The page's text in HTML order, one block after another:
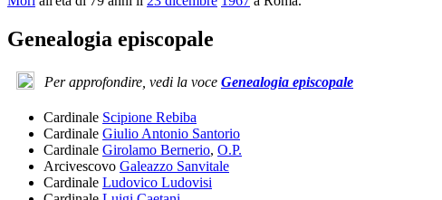
Genealogia episcopale
Per approfondire, vedi la voce Genealogia episcopale
Cardinale Scipione Rebiba
Cardinale Giulio Antonio Santorio
Cardinale Girolamo Bernerio, O.P.
Arcivescovo Galeazzo Sanvitale
Cardinale Ludovico Ludovisi